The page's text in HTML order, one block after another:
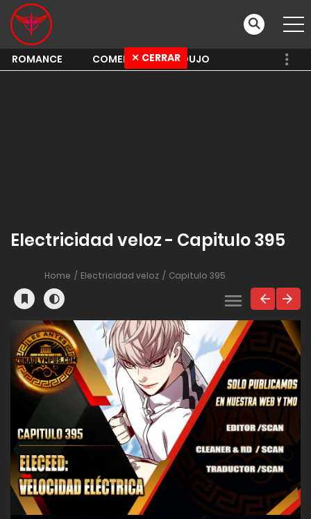
ROMANCE COMEDY SHOUJO
Electricidad veloz - Capitulo 395
Home Electricidad veloz Capitulo 395
✕ CERRAR